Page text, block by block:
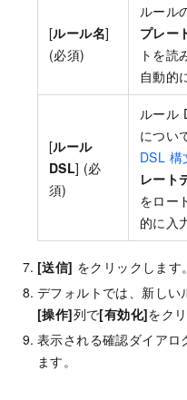
[ルール名]
(必須)
ルール
プレー
トを読
自動的
[ルール
DSL] (必
須)
ルール
につい
DSL 構
レート
をロー
的に入
[送信] をクリックします。
デフォルトでは、新しい
[操作]列で[有効化]をク
表示される確認ダイアロ
ます。